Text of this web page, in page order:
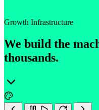
Growth Infrastructure
We build the
thousands.